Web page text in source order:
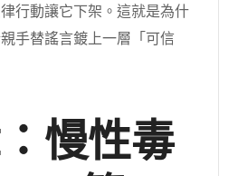
行動讓它下架。這就是為什
手替謠言鍍上一層「可信
慢性毒